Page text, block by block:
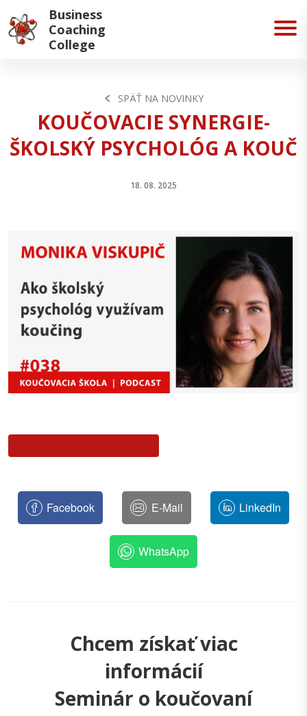
Business
Coaching
College
SPÄŤ NA NOVINKY
KOUČOVACIE SYNERGIE-
ŠKOLSKÝ PSYCHOLÓG A KOUČ
18. 08. 2025
Facebook E-Mail LinkedIn
WhatsApp
Chcem získať viac
informácií
Seminár o koučovaní